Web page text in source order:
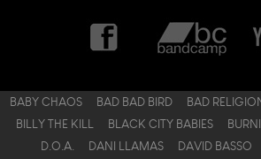
BABY CHAOS BAD BAD BIRD BAD
BILLY THE KILL
BLACK CITY BABIES
D.O.A.
DANI LLAMAS DAVID BASSO